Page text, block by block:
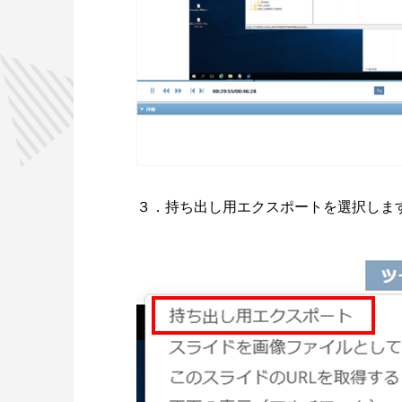
３．持ち出し用エクスポートを選択しま